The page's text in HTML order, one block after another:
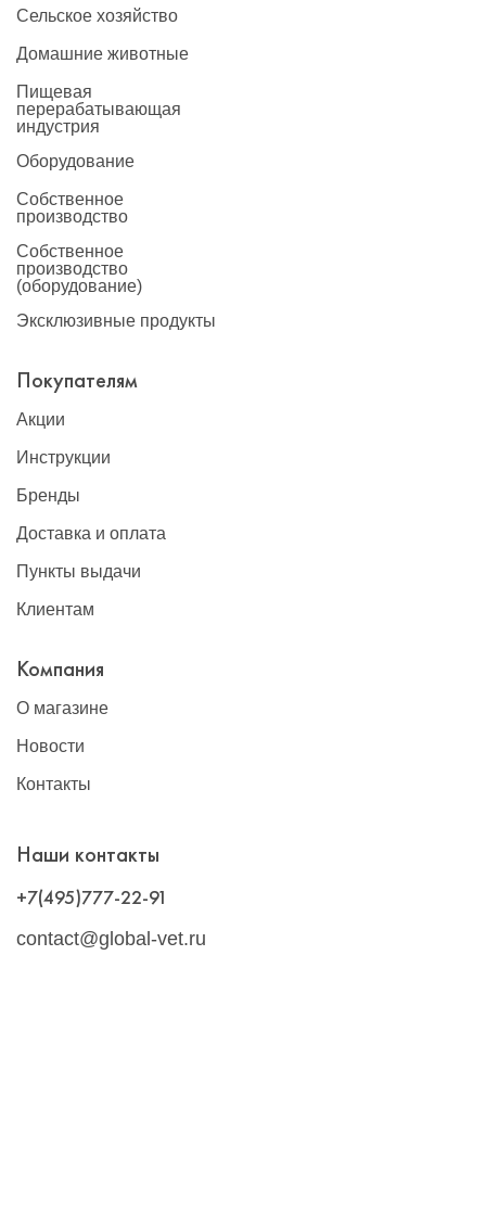
Сельское хозяйство
Домашние животные
Пищевая
перерабатывающая
индустрия
Оборудование
Собственное
производство
Собственное
производство
(оборудование)
Эксклюзивные продукты
Покупателям
Акции
Инструкции
Бренды
Доставка и оплата
Пункты выдачи
Клиентам
Компания
О магазине
Новости
Контакты
Наши контакты
+7(495)777-22-91
contact@global-vet.ru